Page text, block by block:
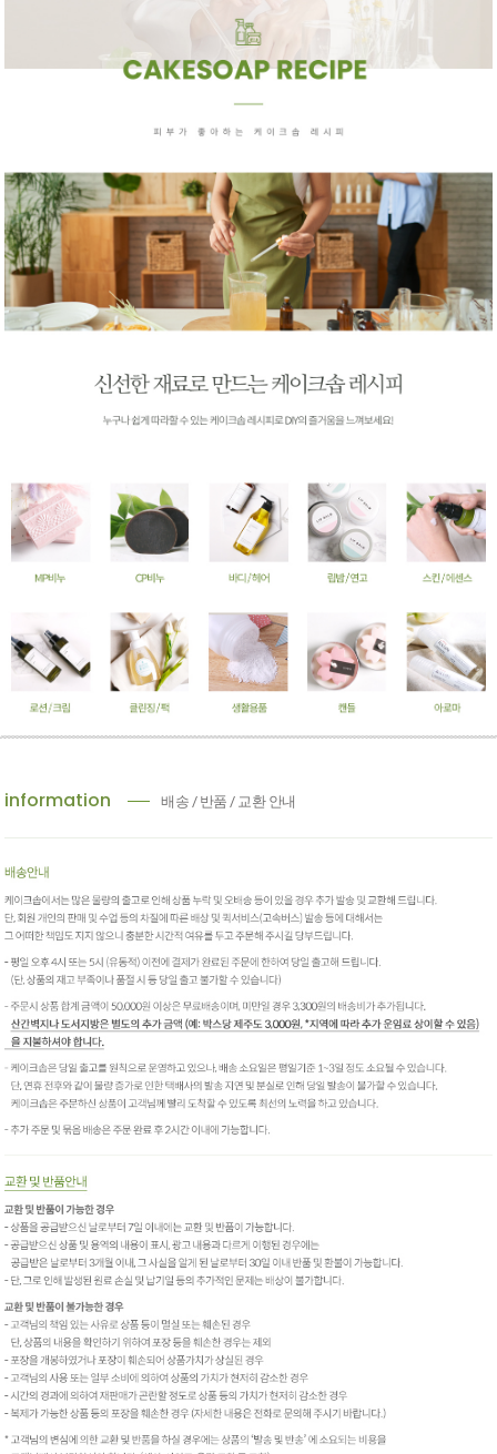
information 배송 / 반품 / 교환 안내